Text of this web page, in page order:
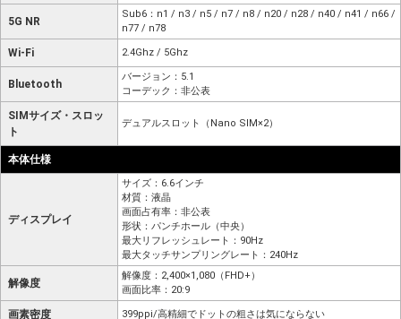
5G NR
Sub6：n1 / n3 / n5 / n7 / n8 / n20 / n28 / n40 / n41 / n66 /
n77 / n78
Wi-Fi 2.4Ghz / 5Ghz
Bluetooth
バージョン：5.1
コーデック：非公表
SIMサイズ・スロッ
ト
デュアルスロット（Nano SIM×2）
本体仕様
ディスプレイ
サイズ：6.6インチ
材質：液晶
画面占有率：非公表
形状：パンチホール（中央）
最大リフレッシュレート：90Hz
最大タッチサンプリングレート：240Hz
解像度
解像度：2,400×1,080（FHD+）
画面比率：20:9
画素密度 399ppi/高精細でドットの粗さは気にならない